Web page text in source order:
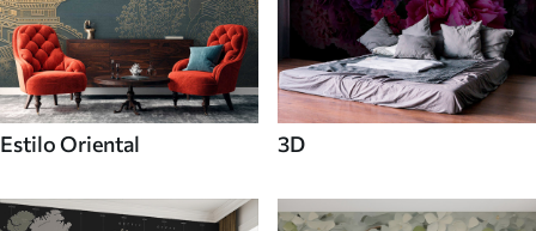
Estilo Oriental 3D